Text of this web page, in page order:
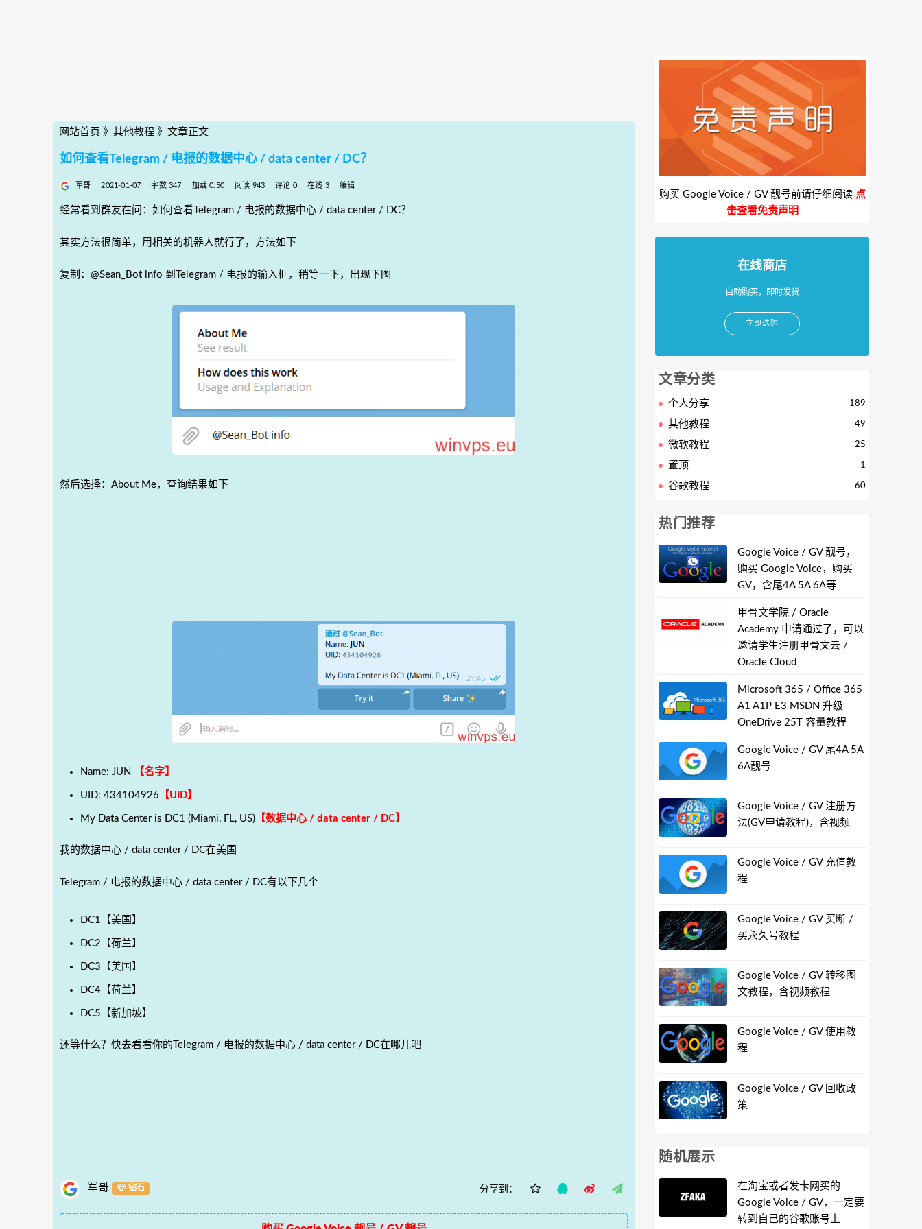
网站首页 》 其他教程 》 文章正文
如何查看Telegram / 电报的数据中心 / data center / DC？
军哥 2021-01-07 字数 347 加载 0.50 阅读 943 评论 0 在线 3 编辑
经常看到群友在问：如何查看Telegram / 电报的数据中心 / data center / DC？
其实方法很简单，用相关的机器人就行了，方法如下
复制：@Sean_Bot info 到Telegram / 电报的输入框，稍等一下，出现下图
然后选择：About Me，查询结果如下
Name: JUN 【名字】
UID: 434104926 【UID】
My Data Center is DC1 (Miami, FL, US) 【数据中心 / data center / DC】
我的数据中心 / data center / DC在美国
Telegram / 电报的数据中心 / data center / DC有以下几个
DC1【美国】
DC2【荷兰】
DC3【美国】
DC4【荷兰】
DC5【新加坡】
还等什么？快去看看你的Telegram / 电报的数据中心 / data center / DC在哪儿吧
军哥 钻石 分享到：
购买 Google Voice / GV 靓号前请仔细阅读 点
击查看免责声明
在线商店
自助购买，即时发货
立即选购
文章分类
个人分享 189
其他教程 49
微软教程 25
置顶 1
谷歌教程 60
热门推荐
Google Voice / GV 靓号，
购买 Google Voice，购买
GV，含尾4A 5A 6A等
甲骨文学院 / Oracle
Academy 申请通过了，可以
邀请学生注册甲骨文云 /
Oracle Cloud
Microsoft 365 / Office 365
A1 A1P E3 MSDN 升级
OneDrive 25T 容量教程
Google Voice / GV 尾4A 5A
6A靓号
Google Voice / GV 注册方
法(GV申请教程)，含视频
Google Voice / GV 充值教
程
Google Voice / GV 买断 /
买永久号教程
Google Voice / GV 转移图
文教程，含视频教程
Google Voice / GV 使用教
程
Google Voice / GV 回收政
策
随机展示
在淘宝或者发卡网买的
Google Voice / GV，一定要
转到自己的谷歌账号上